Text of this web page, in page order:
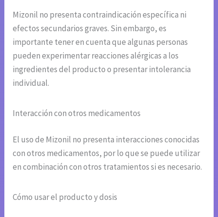
Mizonil no presenta contraindicación específica ni
efectos secundarios graves. Sin embargo, es
importante tener en cuenta que algunas personas
pueden experimentar reacciones alérgicas a los
ingredientes del producto o presentar intolerancia
individual.
Interacción con otros medicamentos
El uso de Mizonil no presenta interacciones conocidas
con otros medicamentos, por lo que se puede utilizar
en combinación con otros tratamientos si es necesario.
Cómo usar el producto y dosis